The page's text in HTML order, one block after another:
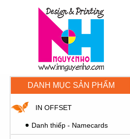
DANH MỤC SẢN PHẨM
IN OFFSET
Danh thiếp - Namecards